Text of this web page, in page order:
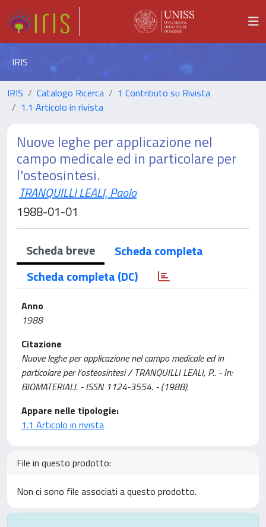
IRIS
IRIS Catalogo Ricerca
1 Contributo su Rivista
1.1 Articolo in rivista
Nuove leghe per applicazione nel
campo medicale ed in particolare per
l'osteosintesi.
TRANQUILLI LEALI, Paolo
1988-01-01
Scheda breve
Scheda completa
Scheda completa (DC)
Anno
1988
Citazione
Nuove leghe per applicazione nel campo medicale ed in
particolare per l'osteosintesi / TRANQUILLI LEALI, P.. - In:
BIOMATERIALI. - ISSN 1124-3554. - (1988).
Appare nelle tipologie:
1.1 Articolo in rivista
File in questo prodotto:
Non ci sono file associati a questo prodotto.